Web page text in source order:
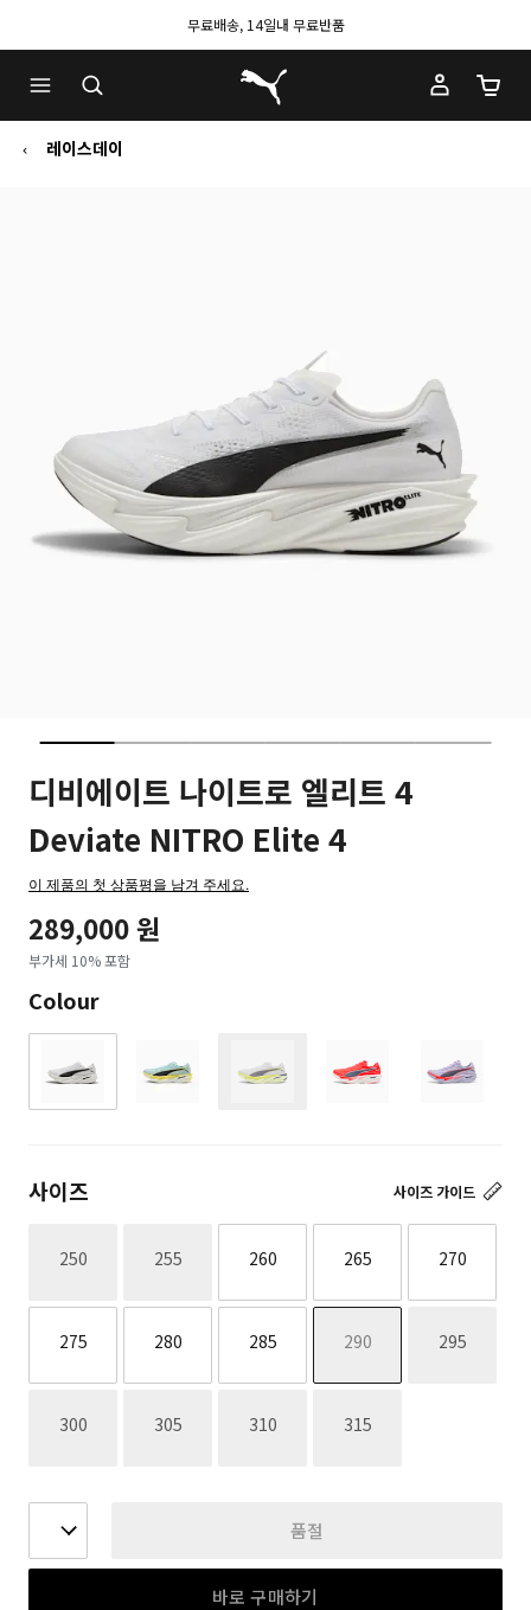
무료배송, 14일내 무료반품
푸마 홈
장바
레이스데이
디비에이트 나이트로 엘리트 4
Deviate NITRO Elite 4
이 제품의 첫 상품평을 남겨 주세요.
289,000 원
부가세 10% 포함
Colour
재고없음
사이즈 가이드
사이즈
250재고없음 255재고없음 260 265 270
275 280 285 290재고없음 295재고없음
300재고없음 305재고없음 310재고없음 315재고없음
품절
바로 구매하기